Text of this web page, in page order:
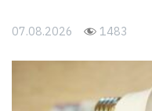
07.08.2026 1483